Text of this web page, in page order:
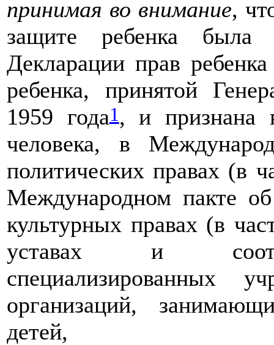
принимая во внимание,
защите ребенка была
Декларации прав
ребенка, принятой
1959 года1, и признана
человека, в
политических правах (в
Международном пакте
культурных правах (в
уставах и
специализированных
организаций,
детей,